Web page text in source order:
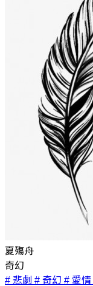
夏殤舟
奇幻
# 悲劇 # 奇幻 # 愛情